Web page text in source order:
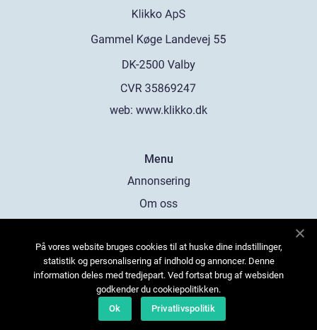
web: www.klikko.dk
Menu
Annonsering
Om oss
Kontakta oss
Sitemap
På vores website bruges cookies til at huske dine indstillinger,
statistik og personalisering af indhold og annoncer. Denne
information deles med tredjepart. Ved fortsat brug af websiden
godkender du cookiepolitikken.
Ok
Privatlivspolitik